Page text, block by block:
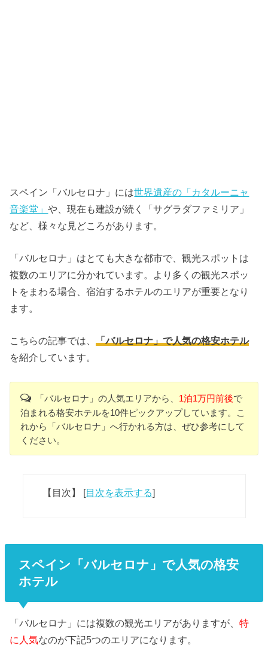
スペイン「バルセロナ」には世界遺産の「カタルーニャ
音楽堂」や、現在も建設が続く「サグラダファミリア」
など、様々な見どころがあります。
「バルセロナ」はとても大きな都市で、観光スポットは
複数のエリアに分かれています。より多くの観光スポッ
トをまわる場合、宿泊するホテルのエリアが重要となり
ます。
こちらの記事では、「バルセロナ」で人気の格安ホテル
を紹介しています。
「バルセロナ」の人気エリアから、 1泊1万円前後で
泊まれる格安ホテルを10件ピックアップしています。こ
れから「バルセロナ」へ行かれる方は、ぜひ参考にして
ください。
【目次】 [目次を表示する]
スペイン「バルセロナ」で人気の格安
ホテル
「バルセロナ」には複数の観光エリアがありますが、特
に人気なのが下記5つのエリアになります。